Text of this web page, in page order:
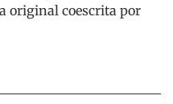
original coescrita por